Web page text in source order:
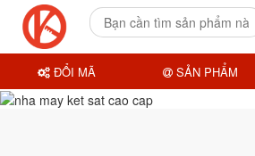
ĐỔI MÃ SẢN PHẨM